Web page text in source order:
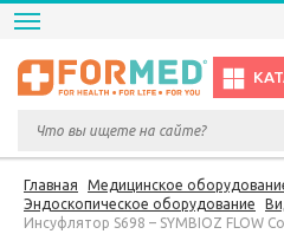
Главная
Медицинское
Эндоскопическое оборудование
Инсуфлятор S698 – SYMBIOZ FLOW